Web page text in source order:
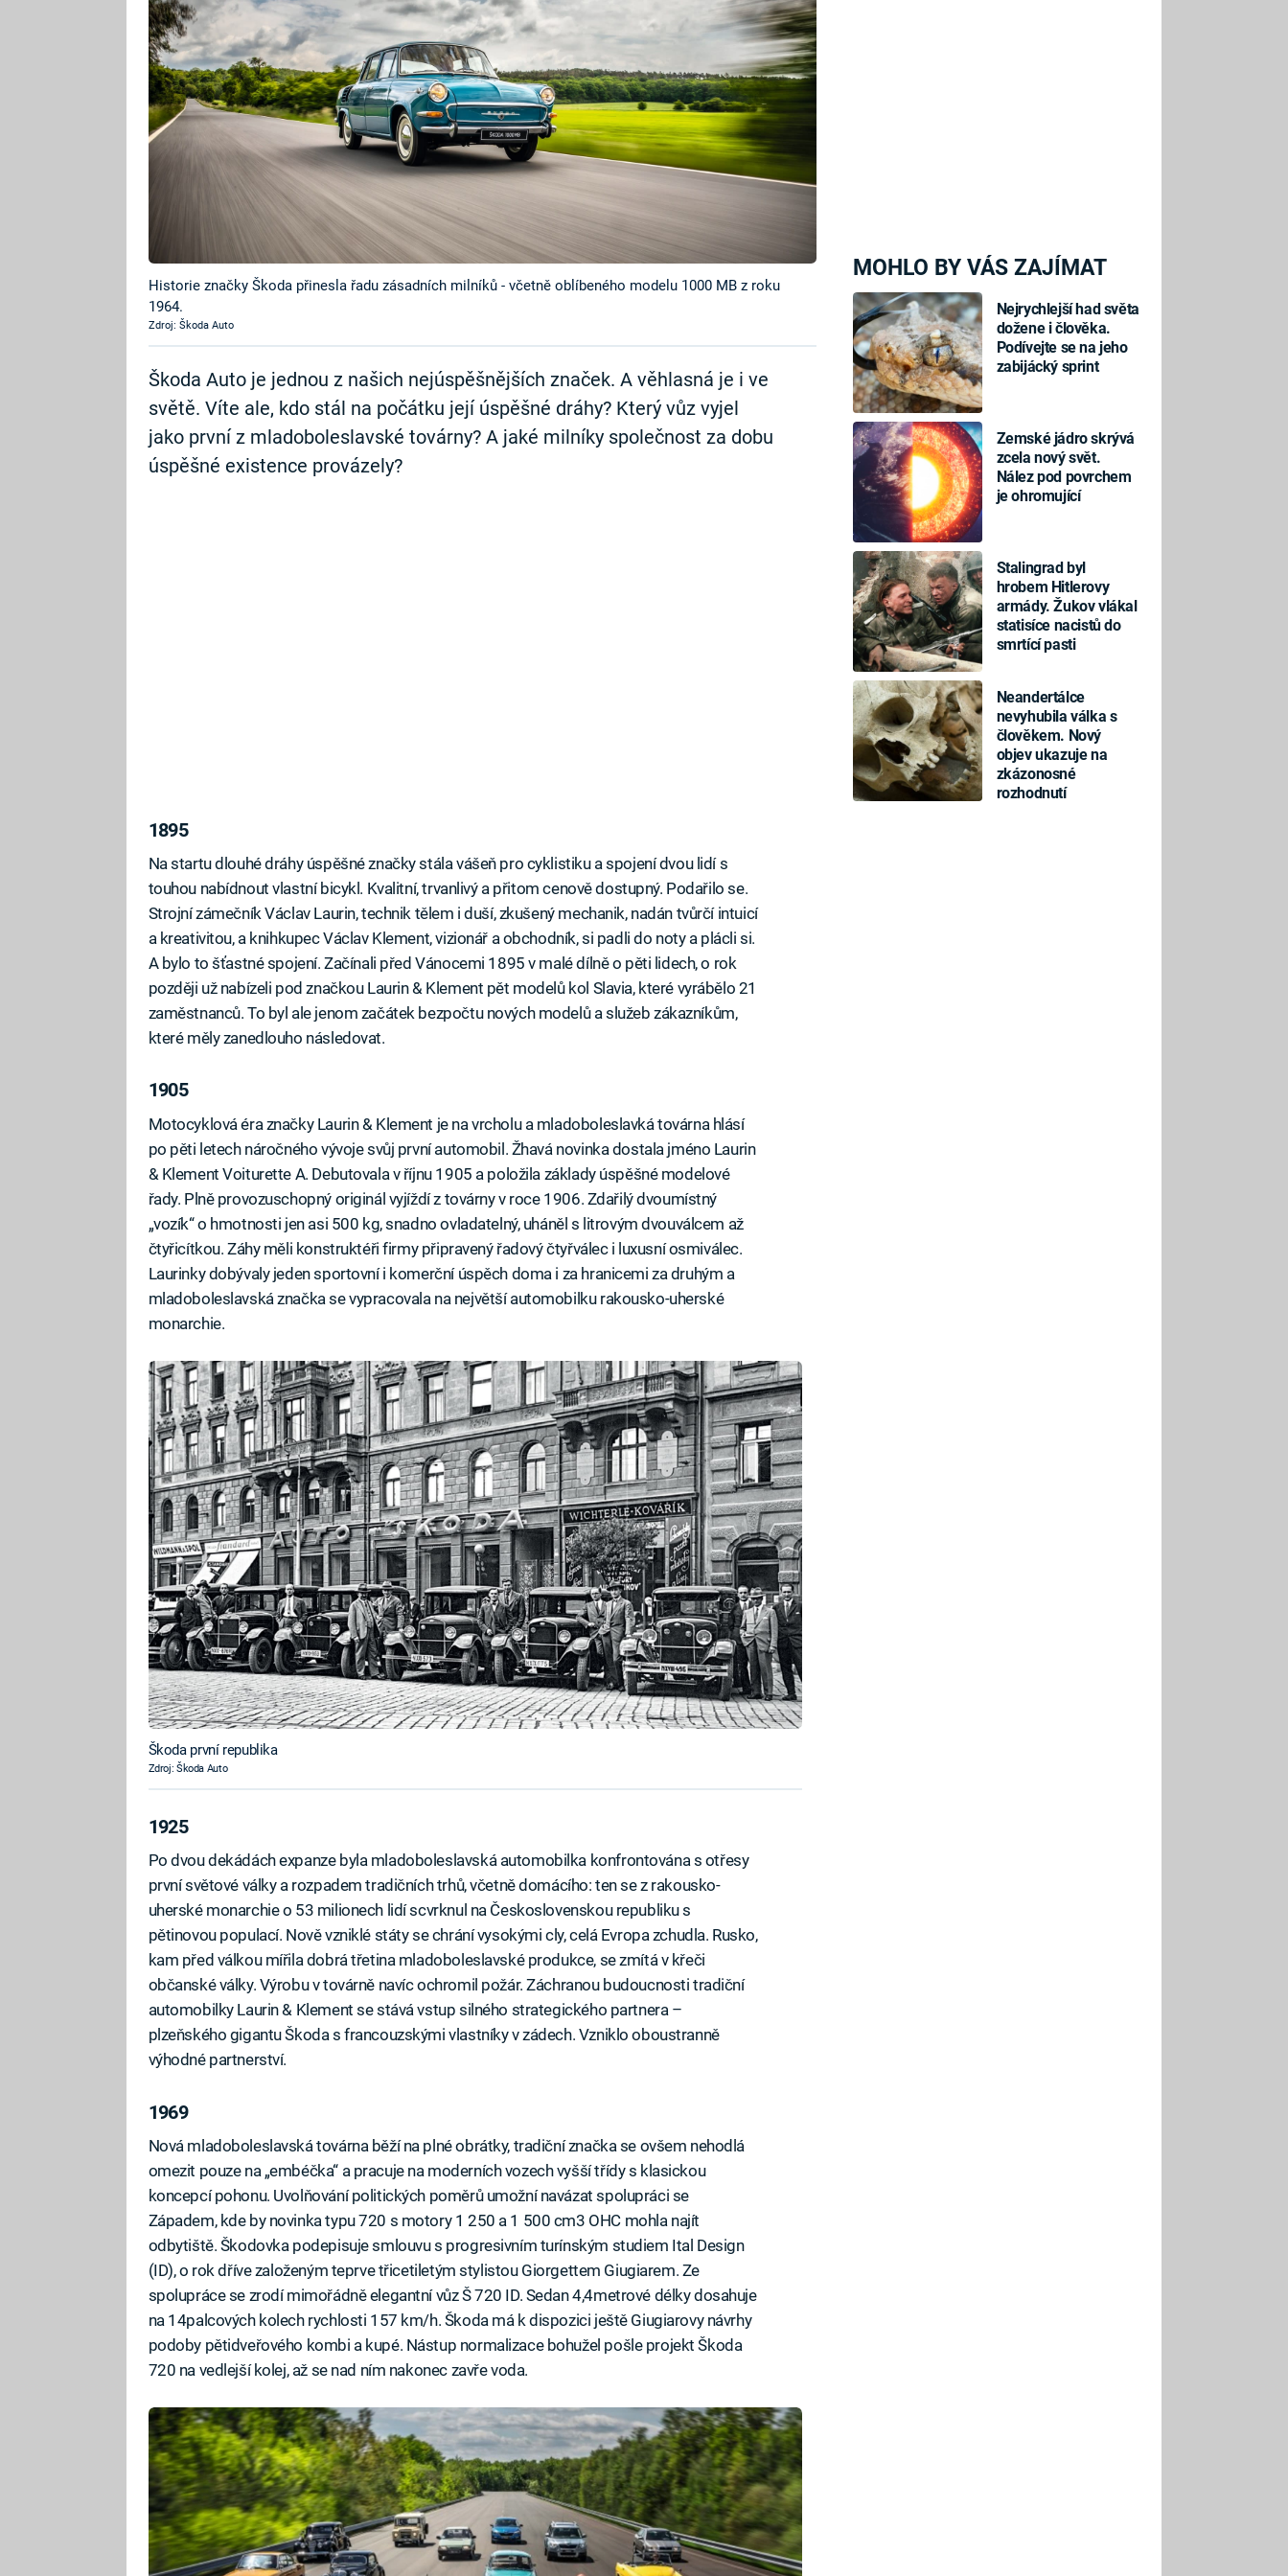
MOHLO BY VÁS ZAJÍMAT
Nejrychlejší had světa
dožene i člověka.
Podívejte se na jeho
zabijácký sprint
Zemské jádro skrývá
zcela nový svět.
Nález pod povrchem
je ohromující
Stalingrad byl
hrobem Hitlerovy
armády. Žukov vlákal
statisíce nacistů do
smrtící pasti
Neandertálce
nevyhubila válka s
člověkem. Nový
objev ukazuje na
zkázonosné
rozhodnutí
Historie značky Škoda přinesla řadu zásadních milníků - včetně oblíbeného modelu 1000 MB z roku
1964.
Zdroj: Škoda Auto
Škoda Auto je jednou z našich nejúspěšnějších značek. A věhlasná je i ve
světě. Víte ale, kdo stál na počátku její úspěšné dráhy? Který vůz vyjel
jako první z mladoboleslavské továrny? A jaké milníky společnost za dobu
úspěšné existence provázely?
1895
Na startu dlouhé dráhy úspěšné značky stála vášeň pro cyklistiku a spojení dvou lidí s
touhou nabídnout vlastní bicykl. Kvalitní, trvanlivý a přitom cenově dostupný. Podařilo se.
Strojní zámečník Václav Laurin, technik tělem i duší, zkušený mechanik, nadán tvůrčí intuicí
a kreativitou, a knihkupec Václav Klement, vizionář a obchodník, si padli do noty a plácli si.
A bylo to šťastné spojení. Začínali před Vánocemi 1895 v malé dílně o pěti lidech, o rok
později už nabízeli pod značkou Laurin & Klement pět modelů kol Slavia, které vyrábělo 21
zaměstnanců. To byl ale jenom začátek bezpočtu nových modelů a služeb zákazníkům,
které měly zanedlouho následovat.
1905
Motocyklová éra značky Laurin & Klement je na vrcholu a mladoboleslavká továrna hlásí
po pěti letech náročného vývoje svůj první automobil. Žhavá novinka dostala jméno Laurin
& Klement Voiturette A. Debutovala v říjnu 1905 a položila základy úspěšné modelové
řady. Plně provozuschopný originál vyjíždí z továrny v roce 1906. Zdařilý dvoumístný
„vozík“ o hmotnosti jen asi 500 kg, snadno ovladatelný, uháněl s litrovým dvouválcem až
čtyřicítkou. Záhy měli konstruktéři firmy připravený řadový čtyřválec i luxusní osmiválec.
Laurinky dobývaly jeden sportovní i komerční úspěch doma i za hranicemi za druhým a
mladoboleslavská značka se vypracovala na největší automobilku rakousko-uherské
monarchie.
Škoda první republika
Zdroj: Škoda Auto
1925
Po dvou dekádách expanze byla mladoboleslavská automobilka konfrontována s otřesy
první světové války a rozpadem tradičních trhů, včetně domácího: ten se z rakousko-
uherské monarchie o 53 milionech lidí scvrknul na Československou republiku s
pětinovou populací. Nově vzniklé státy se chrání vysokými cly, celá Evropa zchudla. Rusko,
kam před válkou mířila dobrá třetina mladoboleslavské produkce, se zmítá v křeči
občanské války. Výrobu v továrně navíc ochromil požár. Záchranou budoucnosti tradiční
automobilky Laurin & Klement se stává vstup silného strategického partnera –
plzeňského gigantu Škoda s francouzskými vlastníky v zádech. Vzniklo oboustranně
výhodné partnerství.
1969
Nová mladoboleslavská továrna běží na plné obrátky, tradiční značka se ovšem nehodlá
omezit pouze na „embéčka“ a pracuje na moderních vozech vyšší třídy s klasickou
koncepcí pohonu. Uvolňování politických poměrů umožní navázat spolupráci se
Západem, kde by novinka typu 720 s motory 1 250 a 1 500 cm3 OHC mohla najít
odbytiště. Škodovka podepisuje smlouvu s progresivním turínským studiem Ital Design
(ID), o rok dříve založeným teprve třicetiletým stylistou Giorgettem Giugiarem. Ze
spolupráce se zrodí mimořádně elegantní vůz Š 720 ID. Sedan 4,4metrové délky dosahuje
na 14palcových kolech rychlosti 157 km/h. Škoda má k dispozici ještě Giugiarovy návrhy
podoby pětidveřového kombi a kupé. Nástup normalizace bohužel pošle projekt Škoda
720 na vedlejší kolej, až se nad ním nakonec zavře voda.